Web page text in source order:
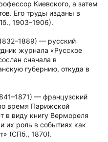
Киевского, а затем
Его труды изданы в
1903–1906).
— русский
журнала «Русское
сначала в
губернию, откуда в
— французский
время Парижской
в виду книгу Вермореля
их роль в событиях как
(СПб., 1870).